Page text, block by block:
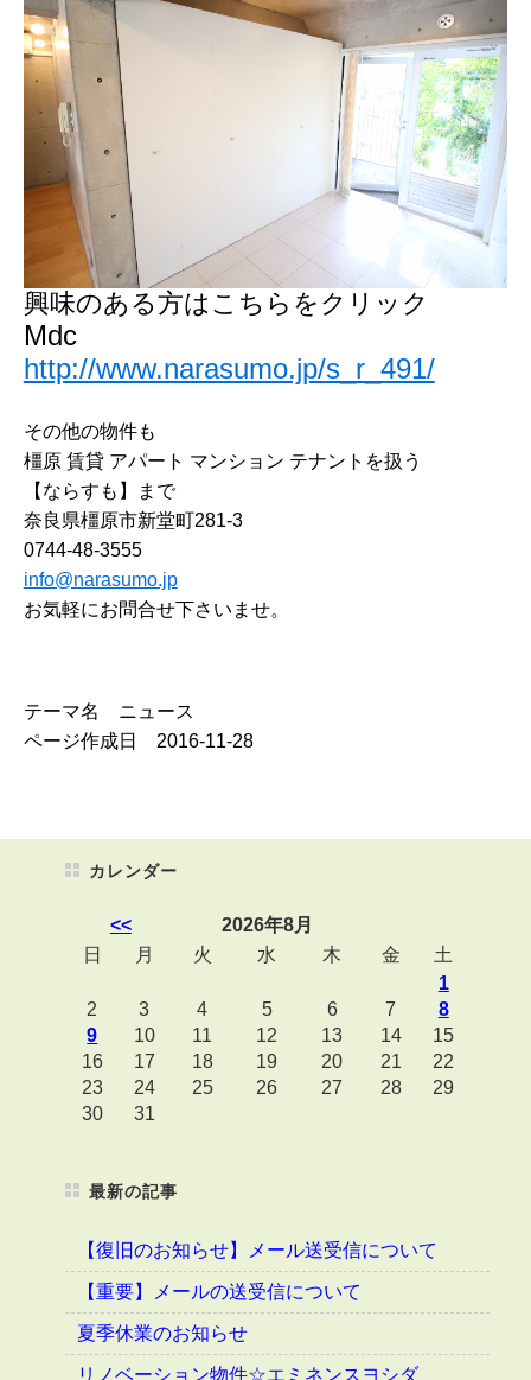
興味のある方はこちらをクリック
Mdc
http://www.narasumo.jp/s_r_491/
その他の物件も
橿原 賃貸 アパート マンション テナントを扱う
【ならすも】まで
奈良県橿原市新堂町281-3
0744-48-3555
info@narasumo.jp
お気軽にお問合せ下さいませ。
テーマ名 ニュース
ページ作成日 2016-11-28
カレンダー
<<
2026年8月
日
月 火 水 木 金
土
1
2
3 4 5 6 7
8
9
10 11 12 13 14
15
16
17 18 19 20 21
22
23
24 25 26 27 28
29
30
31
最新の記事
【復旧のお知らせ】メール送受信について
【重要】メールの送受信について
夏季休業のお知らせ
リノベーション物件☆エミネンスヨシダ